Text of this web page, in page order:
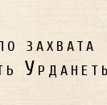
захвата